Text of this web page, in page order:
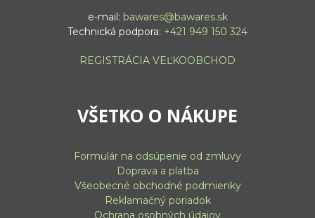
e-mail: bawares@bawares.sk
Technická podpora: +421 949 150 324
REGISTRÁCIA VEĽKOOBCHOD
VŠETKO O NÁKUPE
Formulár na odsúpenie od zmluvy
Doprava a platba
Všeobecné obchodné podmienky
Reklamačný poriadok